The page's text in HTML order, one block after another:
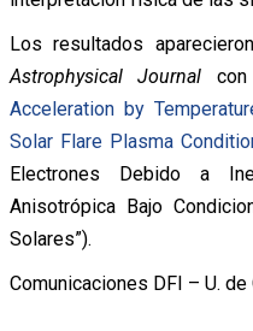
Los resultados
Astrophysical Journal
Acceleration by
Solar Flare Plasma
Electrones Debido a
Anisotrópica Bajo
Solares”).
Comunicaciones DFI – U. de